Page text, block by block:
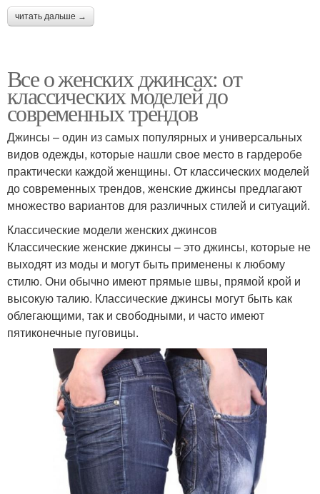
читать дальше →
Все о женских джинсах: от
классических моделей до
современных трендов
Джинсы – один из самых популярных и универсальных
видов одежды, которые нашли свое место в гардеробе
практически каждой женщины. От классических моделей
до современных трендов, женские джинсы предлагают
множество вариантов для различных стилей и ситуаций.
Классические модели женских джинсов
Классические женские джинсы – это джинсы, которые не
выходят из моды и могут быть применены к любому
стилю. Они обычно имеют прямые швы, прямой крой и
высокую талию. Классические джинсы могут быть как
облегающими, так и свободными, и часто имеют
пятиконечные пуговицы.